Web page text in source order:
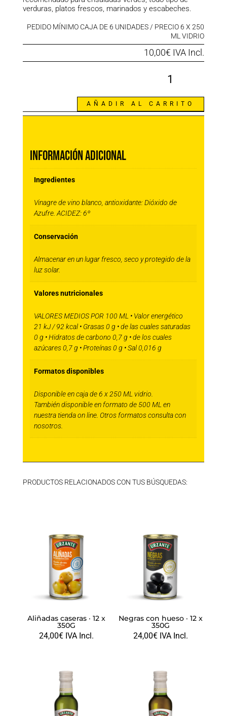
verduras, platos frescos, marinados y escabeches.
PEDIDO MÍNIMO CAJA DE 6 UNIDADES / PRECIO 6 X 250
ML VIDRIO
10,00€ IVA Incl.
6
x
AÑADIR AL CARRITO
Información adicional
Ingredientes
Vinagre de vino blanco, antioxidante: Dióxido de
Azufre. ACIDEZ: 6º
Conservación
Almacenar en un lugar fresco, seco y protegido de la
luz solar.
Valores nutricionales
VALORES MEDIOS POR 100 ML • Valor energético
21 kJ / 92 kcal • Grasas 0 g • de las cuales saturadas
0 g • Hidratos de carbono 0,7 g • de los cuales
azúcares 0,7 g • Proteínas 0 g • Sal 0,016 g
Formatos disponibles
Disponible en caja de 6 x 250 ML vidrio.
También disponible en formato de 500 ML en
nuestra tienda on line. Otros formatos consulta con
nosotros.
PRODUCTOS RELACIONADOS CON TUS BÚSQUEDAS:
Aliñadas caseras · 12 x
350G
24,00€ IVA Incl.
Negras con hueso · 12 x
350G
24,00€ IVA Incl.